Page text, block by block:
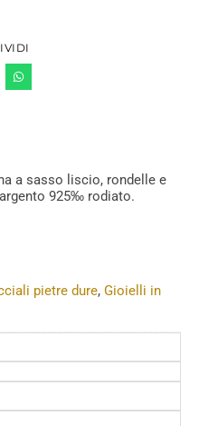
a sasso liscio, rondelle e
925‰ rodiato.
pietre dure, Gioielli in